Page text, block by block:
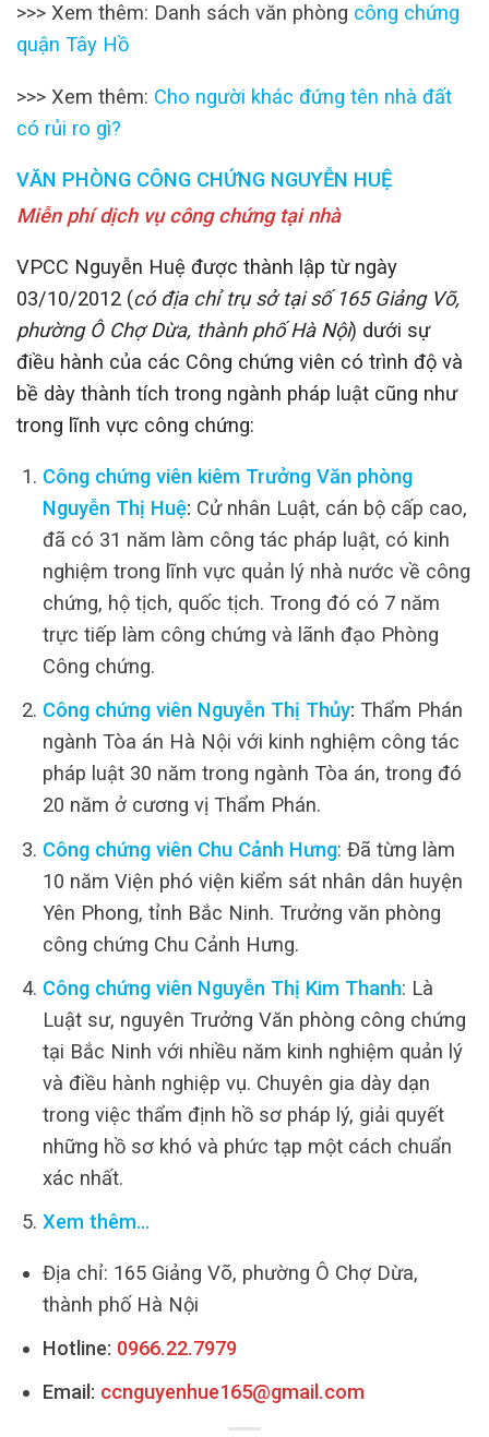
>>> Xem thêm: Danh sách văn phòng công chứng
quận Tây Hồ
>>> Xem thêm: Cho người khác đứng tên nhà đất
có rủi ro gì?
VĂN PHÒNG CÔNG CHỨNG NGUYỄN HUỆ
Miễn phí dịch vụ công chứng tại nhà
VPCC Nguyễn Huệ được thành lập từ ngày
03/10/2012 (có địa chỉ trụ sở tại số 165 Giảng Võ,
phường Ô Chợ Dừa, thành phố Hà Nội) dưới sự
điều hành của các Công chứng viên có trình độ và
bề dày thành tích trong ngành pháp luật cũng như
trong lĩnh vực công chứng:
Công chứng viên kiêm Trưởng Văn phòng
Nguyễn Thị Huệ: Cử nhân Luật, cán bộ cấp cao,
đã có 31 năm làm công tác pháp luật, có kinh
nghiệm trong lĩnh vực quản lý nhà nước về công
chứng, hộ tịch, quốc tịch. Trong đó có 7 năm
trực tiếp làm công chứng và lãnh đạo Phòng
Công chứng.
Công chứng viên Nguyễn Thị Thủy: Thẩm Phán
ngành Tòa án Hà Nội với kinh nghiệm công tác
pháp luật 30 năm trong ngành Tòa án, trong đó
20 năm ở cương vị Thẩm Phán.
Công chứng viên Chu Cảnh Hưng: Đã từng làm
10 năm Viện phó viện kiểm sát nhân dân huyện
Yên Phong, tỉnh Bắc Ninh. Trưởng văn phòng
công chứng Chu Cảnh Hưng.
Công chứng viên Nguyễn Thị Kim Thanh: Là
Luật sư, nguyên Trưởng Văn phòng công chứng
tại Bắc Ninh với nhiều năm kinh nghiệm quản lý
và điều hành nghiệp vụ. Chuyên gia dày dạn
trong việc thẩm định hồ sơ pháp lý, giải quyết
những hồ sơ khó và phức tạp một cách chuẩn
xác nhất.
Xem thêm…
Địa chỉ: 165 Giảng Võ, phường Ô Chợ Dừa,
thành phố Hà Nội
Hotline: 0966.22.7979
Email: ccnguyenhue165@gmail.com